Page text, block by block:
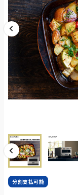
分割支払可能